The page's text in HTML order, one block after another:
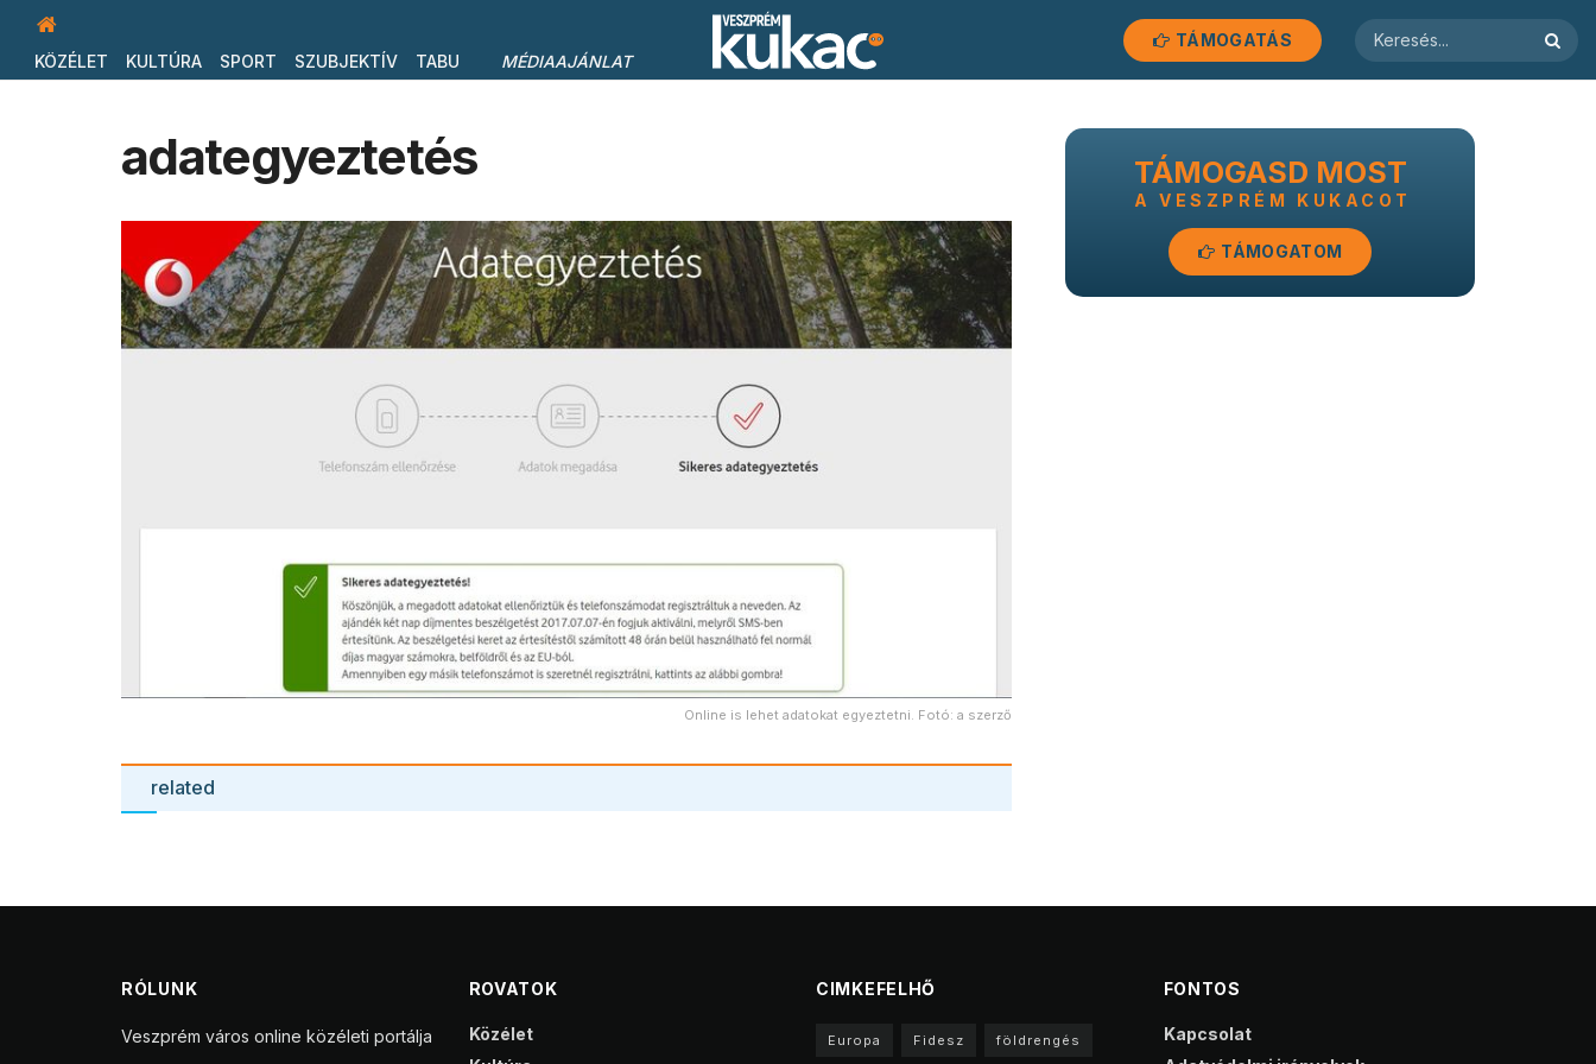
KÖZÉLET KULTÚRA SPORT SZUBJEKTÍV TABU MÉDIAAJÁNLAT
TÁMOGATÁS
adategyeztetés
Online is lehet adatokat egyeztetni. Fotó: a szerző
related
TÁMOGASD MOST
A VESZPRÉM KUKACOT
TÁMOGATOM
RÓLUNK
Veszprém város online közéleti portálja
ROVATOK
Közélet
CIMKEFELHŐ
Europa Fidesz földrengés
FONTOS
Kapcsolat